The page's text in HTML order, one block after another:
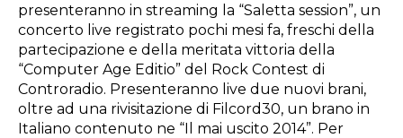
presenteranno in streaming la “Saletta session”, un
concerto live registrato pochi mesi fa, freschi della
partecipazione e della meritata vittoria della
“Computer Age Editio” del Rock Contest di
Controradio. Presenteranno live due nuovi brani,
oltre ad una rivisitazione di Filcord30, un brano in
Italiano contenuto ne “Il mai uscito 2014”. Per